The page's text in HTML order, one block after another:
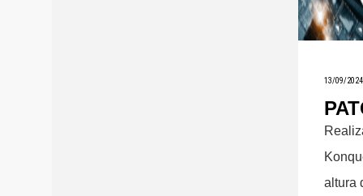
13/09/2024
altura